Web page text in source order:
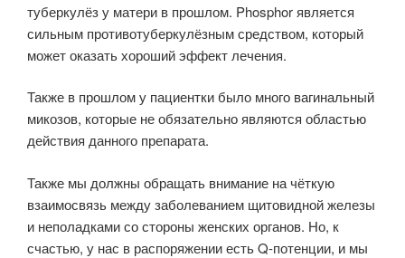
туберкулёз у матери в прошлом. Phosphor является
сильным противотуберкулёзным средством, который
может оказать хороший эффект лечения.
Также в прошлом у пациентки было много вагинальный
микозов, которые не обязательно являются областью
действия данного препарата.
Также мы должны обращать внимание на чёткую
взаимосвязь между заболеванием щитовидной железы
и неполадками со стороны женских органов. Но, к
счастью, у нас в распоряжении есть Q-потенции, и мы